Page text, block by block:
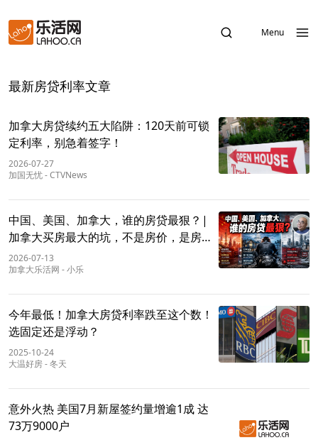
Menu
最新房贷利率文章
加拿大房贷续约五大陷阱：120天前可锁
定利率，别急着签字！
2026-07-27
加国无忧-CTVNews
中国、美国、加拿大，谁的房贷最狠？|
加拿大买房最大的坑，不是房价，是房
贷！
2026-07-13
加拿大乐活网 -小乐
今年最低！加拿大房贷利率跌至这个数！
选固定还是浮动？
2025-10-24
大温好房-冬天
意外火热 美国7月新屋签约量增逾1成 达
73万9000户